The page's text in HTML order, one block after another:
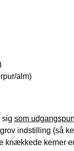
alm)
sig som
indstilling (så
knækkede kerner